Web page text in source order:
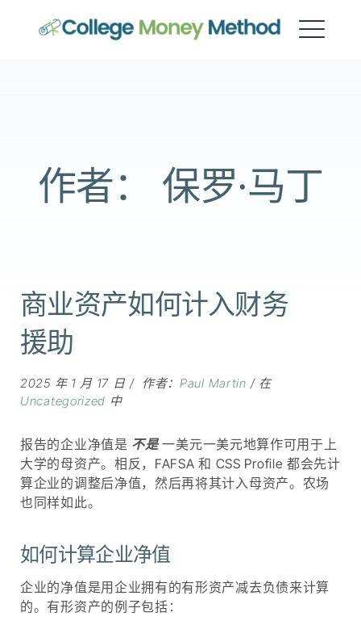
大学资金方法
作者： 保罗·马丁
商业资产如何计入财务
援助
2025 年 1 月 17 日 作者：Paul Martin
在
Uncategorized 中
报告的企业净值是 不是一美元一美元地算作可用于上
大学的母资产。相反，FAFSA 和 CSS Profile 都会先计
算企业的调整后净值，然后再将其计入母资产。农场
也同样如此。
如何计算企业净值
企业的净值是用企业拥有的有形资产减去负债来计算
的。有形资产的例子包括：